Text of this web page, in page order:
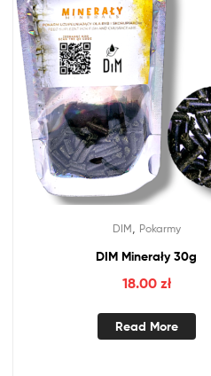
DIM Pokarmy
DIM Minerały 30g
18.00 zł
Read More